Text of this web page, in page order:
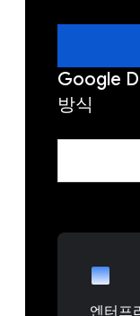
Google
방식
엔터프